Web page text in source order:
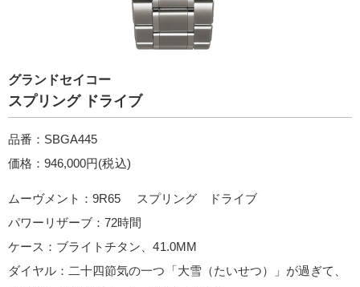
グランドセイコー
スプリング ドライブ
品番：SBGA445
価格：946,000円(税込)
ムーヴメント：9R65 スプリング ドライブ
パワーリザーブ：72時間
ケース：ブライトチタン、41.0MM
ダイヤル：二十四節気の一つ「大雪（たいせつ）」が過ぎて、